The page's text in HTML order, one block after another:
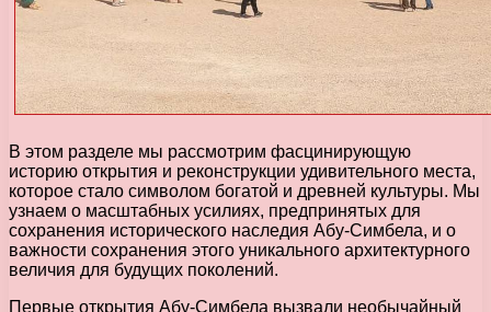
В этом разделе мы рассмотрим фасцинирующую
историю открытия и реконструкции удивительного места,
которое стало символом богатой и древней культуры. Мы
узнаем о масштабных усилиях, предпринятых для
сохранения исторического наследия Абу-Симбела, и о
важности сохранения этого уникального архитектурного
величия для будущих поколений.
Первые открытия Абу-Симбела вызвали необычайный